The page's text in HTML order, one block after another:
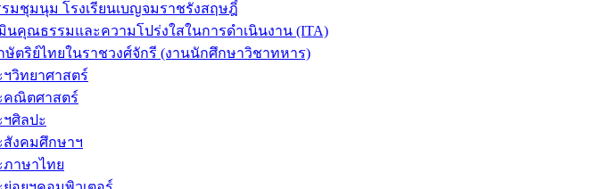
มชุมนุม โรงเรียนเบญจมราชรังสฤษฎิ์
นคุณธรรมและความโปร่งใสในการดำเนินงาน (ITA)
ตริย์ไทยในราชวงศ์จักรี (งานนักศึกษาวิชาทหาร)
วิทยาศาสตร์
คณิตศาสตร์
ศิลปะ
สังคมศึกษาฯ
าษาไทย